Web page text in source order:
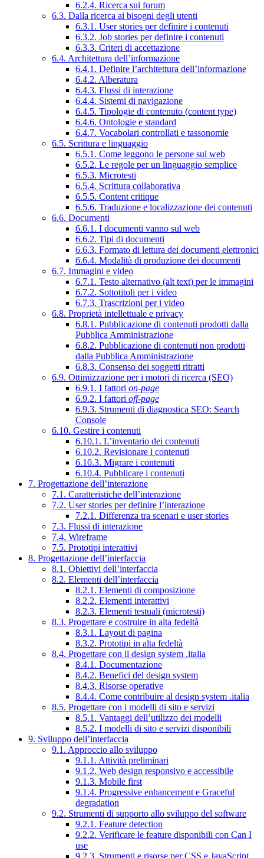
6.2.4. Ricerca sui forum
6.3. Dalla ricerca ai bisogni degli utenti
6.3.1. User stories per definire i contenuti
6.3.2. Job stories per definire i contenuti
6.3.3. Criteri di accettazione
6.4. Architettura dell’informazione
6.4.1. Definire l’architettura dell’informazione
6.4.2. Alberatura
6.4.3. Flussi di interazione
6.4.4. Sistemi di navigazione
6.4.5. Tipologie di contenuto (content type)
6.4.6. Ontologie e standard
6.4.7. Vocabolari controllati e tassonomie
6.5. Scrittura e linguaggio
6.5.1. Come leggono le persone sul web
6.5.2. Le regole per un linguaggio semplice
6.5.3. Microtesti
6.5.4. Scrittura collaborativa
6.5.5. Content critique
6.5.6. Traduzione e localizzazione dei contenuti
6.6. Documenti
6.6.1. I documenti vanno sul web
6.6.2. Tipi di documenti
6.6.3. Formato di lettura dei documenti elettronici
6.6.4. Modalità di produzione dei documenti
6.7. Immagini e video
6.7.1. Testo alternativo (alt text) per le immagini
6.7.2. Sottotitoli per i video
6.7.3. Trascrizioni per i video
6.8. Proprietà intellettuale e privacy
6.8.1. Pubblicazione di contenuti prodotti dalla
Pubblica Amministrazione
6.8.2. Pubblicazione di contenuti non prodotti
dalla Pubblica Amministrazione
6.8.3. Consenso dei soggetti ritratti
6.9. Ottimizzazione per i motori di ricerca (SEO)
6.9.1. I fattori on-page
6.9.2. I fattori off-page
6.9.3. Strumenti di diagnostica SEO: Search
Console
6.10. Gestire i contenuti
6.10.1. L’inventario dei contenuti
6.10.2. Revisionare i contenuti
6.10.3. Migrare i contenuti
6.10.4. Pubblicare i contenuti
7. Progettazione dell’interazione
7.1. Caratteristiche dell’interazione
7.2. User stories per definire l’interazione
7.2.1. Differenza tra scenari e user stories
7.3. Flussi di interazione
7.4. Wireframe
7.5. Prototipi interattivi
8. Progettazione dell’interfaccia
8.1. Obiettivi dell’interfaccia
8.2. Elementi dell’interfaccia
8.2.1. Elementi di composizione
8.2.2. Elementi interattivi
8.2.3. Elementi testuali (microtesti)
8.3. Progettare e costruire in alta fedeltà
8.3.1. Layout di pagina
8.3.2. Prototipi in alta fedeltà
8.4. Progettare con il design system .italia
8.4.1. Documentazione
8.4.2. Benefici del design system
8.4.3. Risorse operative
8.4.4. Come contribuire al design system .italia
8.5. Progettare con i modelli di sito e servizi
8.5.1. Vantaggi dell’utilizzo dei modelli
8.5.2. I modelli di sito e servizi disponibili
9. Sviluppo dell’interfaccia
9.1. Approccio allo sviluppo
9.1.1. Attività preliminari
9.1.2. Web design responsivo e accessibile
9.1.3. Mobile first
9.1.4. Progressive enhancement e Graceful
degradation
9.2. Strumenti di supporto allo sviluppo del software
9.2.1. Feature detection
9.2.2. Verificare le feature disponibili con Can I
use
9.2.3. Strumenti e risorse per CSS e JavaScript